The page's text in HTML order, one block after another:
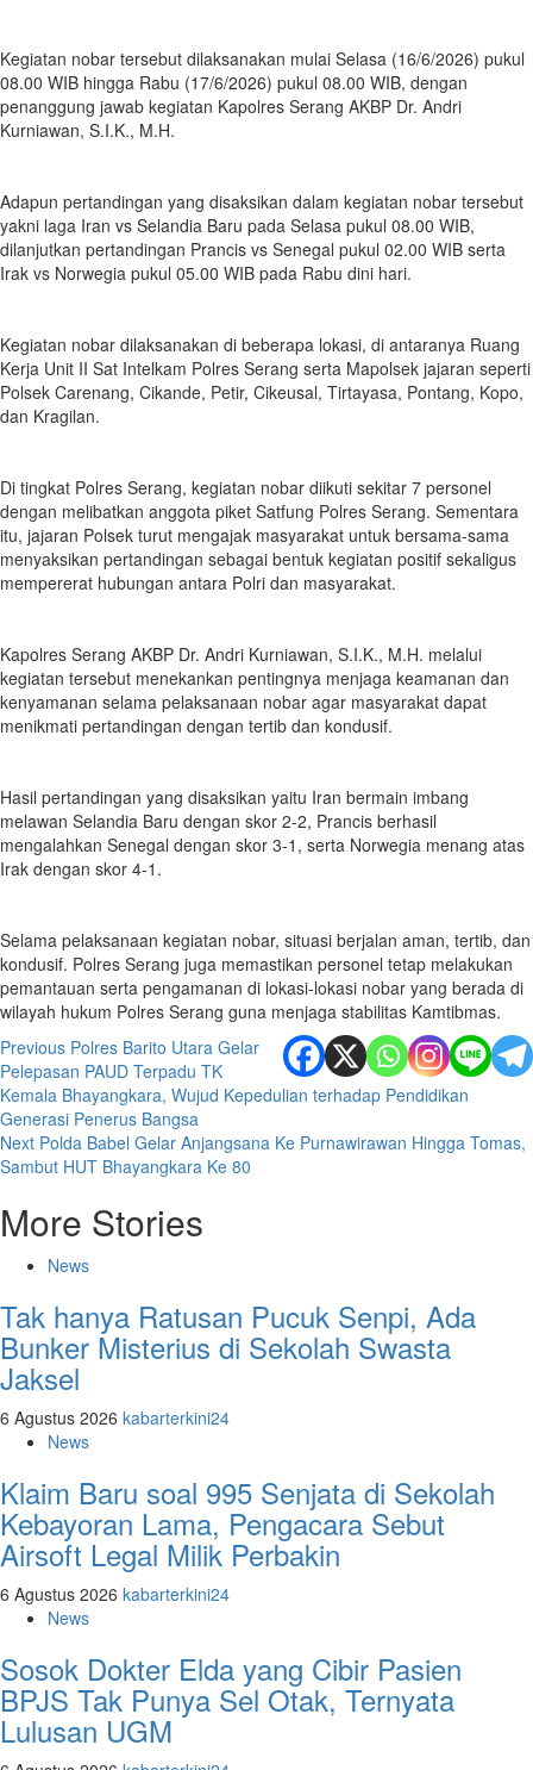
Kegiatan nobar tersebut dilaksanakan mulai Selasa (16/6/2026) pukul
08.00 WIB hingga Rabu (17/6/2026) pukul 08.00 WIB, dengan
penanggung jawab kegiatan Kapolres Serang AKBP Dr. Andri
Kurniawan, S.I.K., M.H.
Adapun pertandingan yang disaksikan dalam kegiatan nobar tersebut
yakni laga Iran vs Selandia Baru pada Selasa pukul 08.00 WIB,
dilanjutkan pertandingan Prancis vs Senegal pukul 02.00 WIB serta
Irak vs Norwegia pukul 05.00 WIB pada Rabu dini hari.
Kegiatan nobar dilaksanakan di beberapa lokasi, di antaranya Ruang
Kerja Unit II Sat Intelkam Polres Serang serta Mapolsek jajaran seperti
Polsek Carenang, Cikande, Petir, Cikeusal, Tirtayasa, Pontang, Kopo,
dan Kragilan.
Di tingkat Polres Serang, kegiatan nobar diikuti sekitar 7 personel
dengan melibatkan anggota piket Satfung Polres Serang. Sementara
itu, jajaran Polsek turut mengajak masyarakat untuk bersama-sama
menyaksikan pertandingan sebagai bentuk kegiatan positif sekaligus
mempererat hubungan antara Polri dan masyarakat.
Kapolres Serang AKBP Dr. Andri Kurniawan, S.I.K., M.H. melalui
kegiatan tersebut menekankan pentingnya menjaga keamanan dan
kenyamanan selama pelaksanaan nobar agar masyarakat dapat
menikmati pertandingan dengan tertib dan kondusif.
Hasil pertandingan yang disaksikan yaitu Iran bermain imbang
melawan Selandia Baru dengan skor 2-2, Prancis berhasil
mengalahkan Senegal dengan skor 3-1, serta Norwegia menang atas
Irak dengan skor 4-1.
Selama pelaksanaan kegiatan nobar, situasi berjalan aman, tertib, dan
kondusif. Polres Serang juga memastikan personel tetap melakukan
pemantauan serta pengamanan di lokasi-lokasi nobar yang berada di
wilayah hukum Polres Serang guna menjaga stabilitas Kamtibmas.
Post
navigation
Previous Polres Barito Utara Gelar
Pelepasan PAUD Terpadu TK
Kemala Bhayangkara, Wujud Kepedulian terhadap Pendidikan
Generasi Penerus Bangsa
Next Polda Babel Gelar Anjangsana Ke Purnawirawan Hingga Tomas,
Sambut HUT Bhayangkara Ke 80
More Stories
News
Tak hanya Ratusan Pucuk Senpi, Ada
Bunker Misterius di Sekolah Swasta
Jaksel
6 Agustus 2026 kabarterkini24
News
Klaim Baru soal 995 Senjata di Sekolah
Kebayoran Lama, Pengacara Sebut
Airsoft Legal Milik Perbakin
6 Agustus 2026 kabarterkini24
News
Sosok Dokter Elda yang Cibir Pasien
BPJS Tak Punya Sel Otak, Ternyata
Lulusan UGM